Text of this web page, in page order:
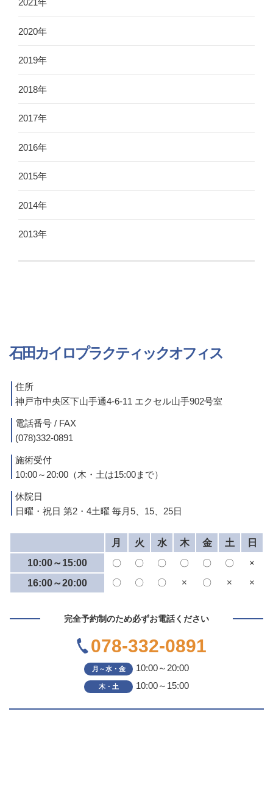
2021年
2020年
2019年
2018年
2017年
2016年
2015年
2014年
2013年
石田カイロプラクティックオフィス
住所
神戸市中央区下山手通4-6-11 エクセル山手902号室
電話番号 / FAX
(078)332-0891
施術受付
10:00～20:00（木・土は15:00まで）
休院日
日曜・祝日 第2・4土曜 毎月5、15、25日
月 火 水 木 金 土
日
10:00～15:00
〇 〇 〇 〇 〇 〇
×
16:00～20:00
〇 〇 〇 × 〇 × ×
完全予約制のため必ずお電話ください
078-332-0891
月～水・金 10:00～20:00
木・土 10:00～15:00